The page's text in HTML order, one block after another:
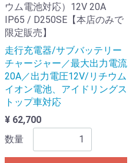
ウム電池対応）12V 20A
IP65 / D250SE【本店のみで
限定販売】
走行充電器/サブバッテリー
チャージャー／最大出力電流
20A／出力電圧12V/リチウム
イオン電池、アイドリングス
トップ車対応
¥ 62,700
数量